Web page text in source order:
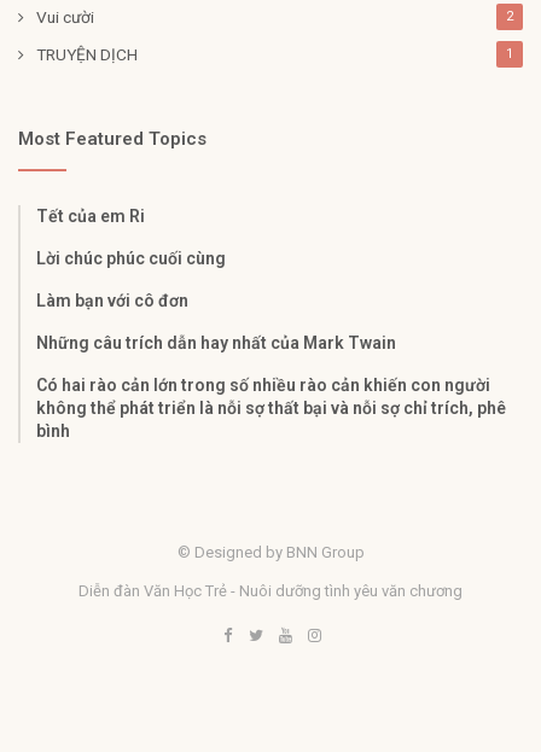
Vui cười 2
TRUYỆN DỊCH 1
Most Featured Topics
Tết của em Ri
Lời chúc phúc cuối cùng
Làm bạn với cô đơn
Những câu trích dẫn hay nhất của Mark Twain
Có hai rào cản lớn trong số nhiều rào cản khiến con người
không thể phát triển là nỗi sợ thất bại và nỗi sợ chỉ trích, phê
bình
© Designed by BNN Group
Diễn đàn Văn Học Trẻ - Nuôi dưỡng tình yêu văn chương